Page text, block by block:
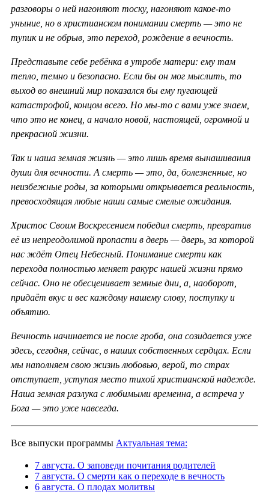
разговоры о ней нагоняют тоску, нагоняют какое-то
уныние, но в христианском понимании смерть — это не
тупик и не обрыв, это переход, рождение в вечность.
Представьте себе ребёнка в утробе матери: ему там
тепло, темно и безопасно. Если бы он мог мыслить, то
выход во внешний мир показался бы ему пугающей
катастрофой, концом всего. Но мы-то с вами уже знаем,
что это не конец, а начало новой, настоящей, огромной и
прекрасной жизни.
Так и наша земная жизнь — это лишь время вынашивания
души для вечности. А смерть — это, да, болезненные, но
неизбежные роды, за которыми открывается реальность,
превосходящая любые наши самые смелые ожидания.
Христос Своим Воскресением победил смерть, превратив
её из непреодолимой пропасти в дверь — дверь, за которой
нас ждёт Отец Небесный. Понимание смерти как
перехода полностью меняет ракурс нашей жизни прямо
сейчас. Оно не обесценивает земные дни, а, наоборот,
придаёт вкус и вес каждому нашему слову, поступку и
объятию.
Вечность начинается не после гроба, она созидается уже
здесь, сегодня, сейчас, в наших собственных сердцах. Если
мы наполняем свою жизнь любовью, верой, то страх
отступает, уступая место тихой христианской надежде.
Наша земная разлука с любимыми временна, а встреча у
Бога — это уже навсегда.
Все выпуски программы Актуальная тема:
7 августа. О заповеди почитания родителей
7 августа. О смерти как о переходе в вечность
6 августа. О плодах молитвы